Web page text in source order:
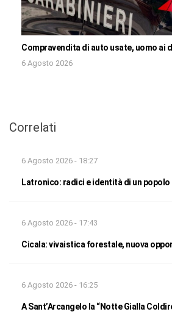
Compravendita di auto usate, uomo ai
6 Agosto 2026
Correlati
6 Agosto 2026 - 18:27
Latronico: radici e identità di un popolo
6 Agosto 2026 - 17:43
Cicala: vivaistica forestale, nuova
6 Agosto 2026 - 16:25
A Sant’Arcangelo la “Notte Gialla